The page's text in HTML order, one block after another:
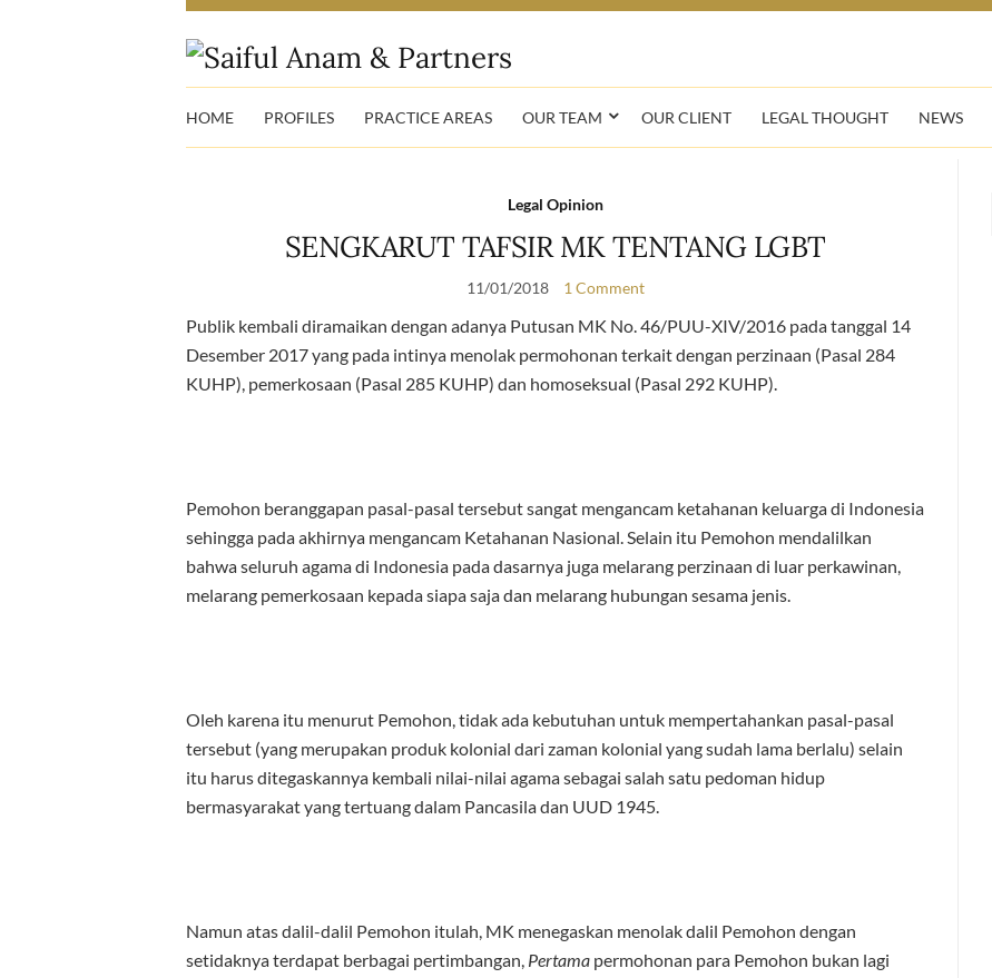
HOME PROFILES PRACTICE AREAS OUR TEAM OUR CLIENT LEGAL THOUGHT NEWS
Legal Opinion
SENGKARUT TAFSIR MK TENTANG LGBT
11/01/2018 1 Comment
Publik kembali diramaikan dengan adanya Putusan MK No. 46/PUU-XIV/2016 pada tanggal 14
Desember 2017 yang pada intinya menolak permohonan terkait dengan perzinaan (Pasal 284
KUHP), pemerkosaan (Pasal 285 KUHP) dan homoseksual (Pasal 292 KUHP).
Pemohon beranggapan pasal-pasal tersebut sangat mengancam ketahanan keluarga di Indonesia
sehingga pada akhirnya mengancam Ketahanan Nasional. Selain itu Pemohon mendalilkan
bahwa seluruh agama di Indonesia pada dasarnya juga melarang perzinaan di luar perkawinan,
melarang pemerkosaan kepada siapa saja dan melarang hubungan sesama jenis.
Oleh karena itu menurut Pemohon, tidak ada kebutuhan untuk mempertahankan pasal-pasal
tersebut (yang merupakan produk kolonial dari zaman kolonial yang sudah lama berlalu) selain
itu harus ditegaskannya kembali nilai-nilai agama sebagai salah satu pedoman hidup
bermasyarakat yang tertuang dalam Pancasila dan UUD 1945.
Namun atas dalil-dalil Pemohon itulah, MK menegaskan menolak dalil Pemohon dengan
setidaknya terdapat berbagai pertimbangan, Pertama permohonan para Pemohon bukan lagi